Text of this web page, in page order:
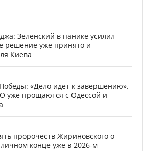
Зеленский в панике усилил
решение уже принято и
Киева
«Дело идёт к завершению».
уже прощаются с Одессой и
пророчеств Жириновского о
конце уже в 2026-м